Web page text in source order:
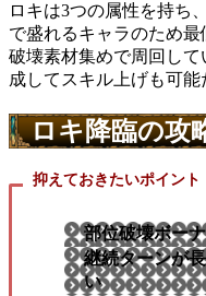
ロキは3つの属性を持ち
で盛れるキャラのため
破壊素材集めで周回し
成してスキル上げも可能
ロキ降臨の攻
抑えておきたいポイント
部位破壊ボー
継続ターンが
い